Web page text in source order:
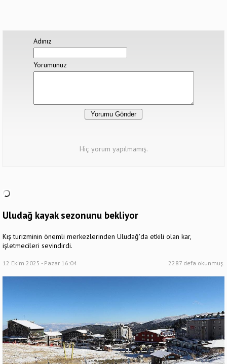
Adınız
Yorumunuz
Hiç yorum yapılmamış.
Uludağ kayak sezonunu bekliyor
Kış turizminin önemli merkezlerinden Uludağ'da etkili olan kar,
işletmecileri sevindirdi.
12 Ekim 2025 - Pazar 16:04 2287 defa okunmuş.